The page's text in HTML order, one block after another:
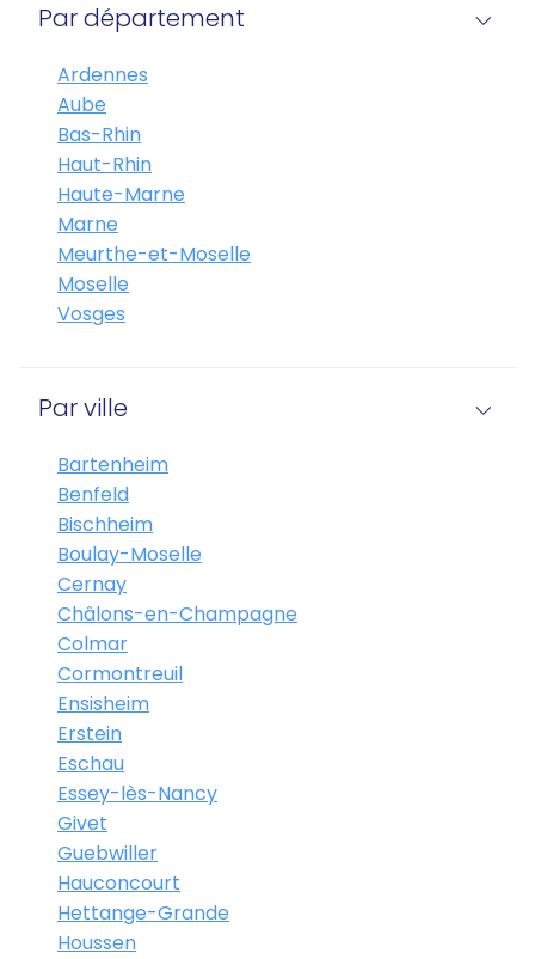
Par département
Ardennes
Aube
Bas-Rhin
Haut-Rhin
Haute-Marne
Marne
Meurthe-et-Moselle
Moselle
Vosges
Par ville
Bartenheim
Benfeld
Bischheim
Boulay-Moselle
Cernay
Châlons-en-Champagne
Colmar
Cormontreuil
Ensisheim
Erstein
Eschau
Essey-lès-Nancy
Givet
Guebwiller
Hauconcourt
Hettange-Grande
Houssen